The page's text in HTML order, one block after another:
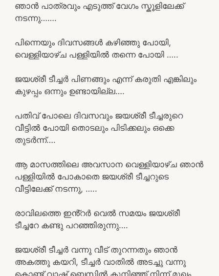
ഞാൻ പാത്രവും എടുത്ത് വേഗം സ്കൂളിലേക്ക്
നടന്നു…….
പിന്നെയും ദിവസങ്ങൾ കഴിഞ്ഞു പോയി,
വെള്ളിയാഴ്ച പള്ളിയിൽ തന്നെ പോയി …..
ജയശ്രീ ടീച്ചർ പിണങ്ങും എന്ന് കരുതി എങ്കിലും
കുഴപ്പം ഒന്നും ഉണ്ടായില്ല….
പതിവ് പോലെ ദിവസവും ജയശ്രീ ടീച്ചരുറെ
വീട്ടിൽ പോയി തൊടലും പിടിക്കലും ഒക്കെ
തുടർന്ന്….
ആ മാസത്തിലെ അവസാന വെള്ളിയാഴ്ച ഞാൻ
പള്ളിയിൽ പോകാതെ ജയശ്രീ ടീച്ചറുടെ
വീട്ടിലേക്ക് നടന്നു, …..
രാവിലത്തെ ഇൻ്റർ വെൽ സമയം ജയശ്രീ
ടീച്ചറേ കണ്ടു പറഞ്ഞിരുന്നു….
ജയശ്രീ ടീച്ചർ വന്നു വീട് തുറന്നതും ഞാൻ
അകത്തു കയറി, ടീച്ചർ വാതിൽ അടച്ചു വന്നു
കൊണ്ട് വാഷ് ബെസിൽ കുനിഞ്ഞ് നിന്ന് മുഖം